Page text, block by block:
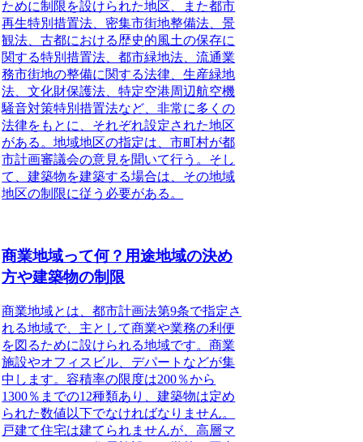
ために制限を設けられた地区、また都市
再生特別措置法、密集市街地整備法、景
観法、古都における歴史的風土の保存に
関する特別措置法、都市緑地法、流通業
務市街地の整備に関する法律、生産緑地
法、文化財保護法、特定空港周辺航空機
騒音対策特別措置法など、非常に多くの
法律をもとに、それぞれ設定された地区
がある。地域地区の指定は、市町村が都
市計画審議会の意見を聞いて行う。そし
て、建築物を建築する場合は、その地域
地区の制限に従う必要がある。
商業地域って何？用途地域の決め
方や建築物の制限
商業地域とは、都市計画法第9条で指定さ
れる地域で、主として商業や業務の利便
を図るために設けられる地域です。商業
施設やオフィスビル、デパートなどが集
中します。容積率の限度は200％から
1300％までの12種類あり、建築物は定め
られた数値以下でなければなりません。
戸建て住宅は建てられませんが、高層マ